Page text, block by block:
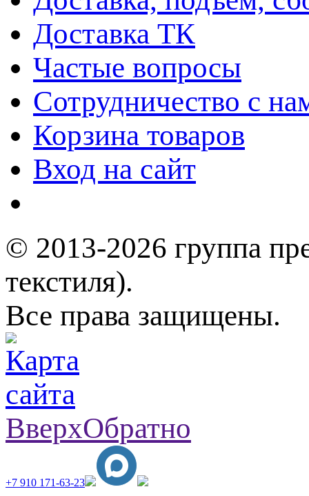
Доставка ТК
Частые вопросы
Сотрудничество с
Корзина товаров
Вход на сайт
© 2013-2026 группа
текстиля).
Все права защищены.
ВверхОбратно
+7 910 171-63-23